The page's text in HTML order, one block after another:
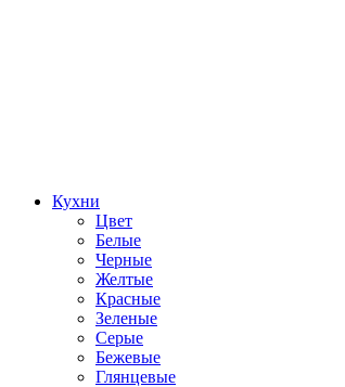
Кухни
Цвет
Белые
Черные
Желтые
Красные
Зеленые
Серые
Бежевые
Глянцевые